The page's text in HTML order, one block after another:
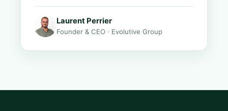
Laurent Perrier
Founder & CEO · Evolutive Group